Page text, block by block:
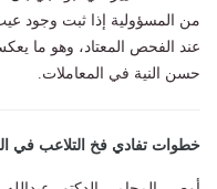
من المسؤولية إذا ثبت وجود
عند الفحص المعتاد، وهو ما
حسن النية في المعاملات.
خطوات تفادي فخ التلاعب في